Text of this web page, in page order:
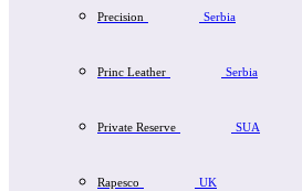
Precision Serbia
Princ Leather Serbia
Private Reserve SUA
Rapesco UK